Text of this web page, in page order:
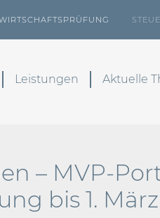
Leistungen Aktuelle
– MVP-
bis 1.